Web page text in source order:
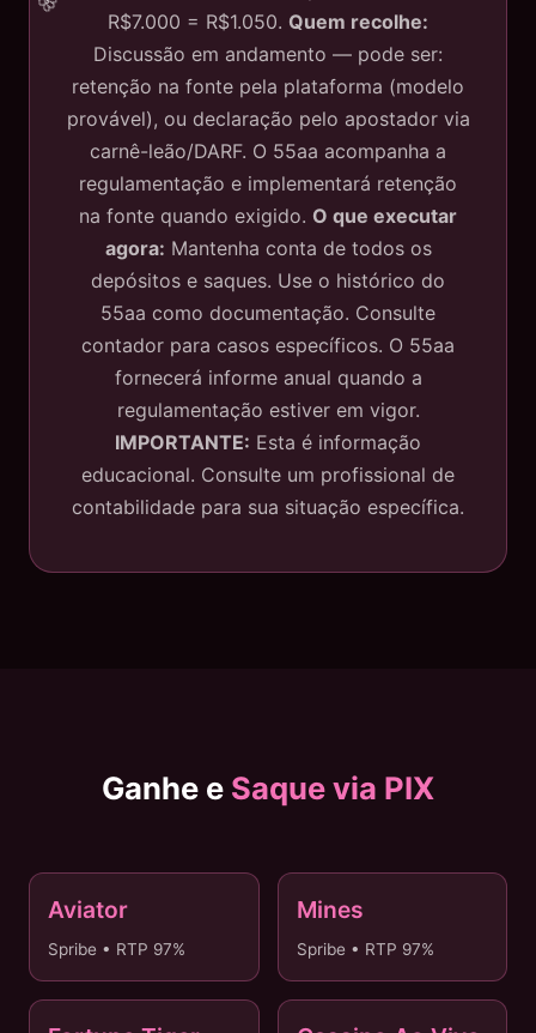
R$7.000 = R$1.050. Quem recolhe:
Discussão em andamento — pode ser:
retenção na fonte pela plataforma (modelo
provável), ou declaração pelo apostador via
carnê-leão/DARF. O 55aa acompanha a
regulamentação e implementará retenção
na fonte quando exigido. O que executar
agora: Mantenha conta de todos os
depósitos e saques. Use o histórico do
55aa como documentação. Consulte
contador para casos específicos. O 55aa
fornecerá informe anual quando a
regulamentação estiver em vigor.
IMPORTANTE: Esta é informação
educacional. Consulte um profissional de
contabilidade para sua situação específica.
Ganhe e Saque via PIX
Aviator
Spribe • RTP 97%
Mines
Spribe • RTP 97%